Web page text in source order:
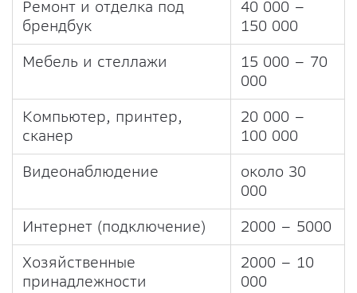
Ремонт и отделка под
брендбук
40 000 –
150 000
Мебель и стеллажи
15 000 – 70
000
Компьютер, принтер,
сканер
20 000 –
100 000
Видеонаблюдение
около 30
000
Интернет (подключение)
2000 – 5000
Хозяйственные
принадлежности
2000 – 10
000